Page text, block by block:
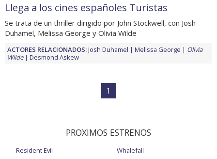
Llega a los cines españoles Turistas
Se trata de un thriller dirigido por John Stockwell, con Josh
Duhamel, Melissa George y Olivia Wilde
ACTORES RELACIONADOS:Josh Duhamel Melissa George
Olivia
Wilde
Desmond Askew
1
PROXIMOS ESTRENOS
Resident Evil
Whalefall